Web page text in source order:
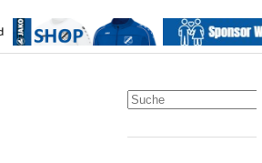
Suchen